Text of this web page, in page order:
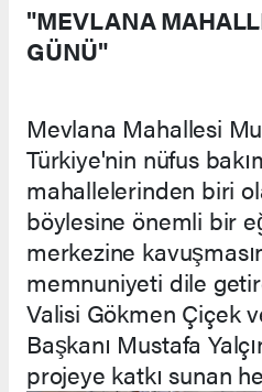
"MEVLANA
GÜNÜ"
Mevlana Mahallesi
Türkiye'nin nüfus
mahallelerinden biri
böylesine önemli bir
merkezine
memnuniyeti dile
Valisi Gökmen Çiçek
Başkanı Mustafa
projeye katkı sunan